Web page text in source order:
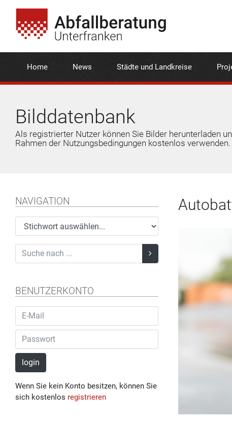
Home News Städte und Landkreise
Bilddatenbank
Als registrierter Nutzer können Sie Bilder herunterladen
Rahmen der Nutzungsbedingungen kostenlos verwenden.
NAVIGATION
BENUTZERKONTO
login
Wenn Sie kein Konto besitzen, können Sie
sich kostenlos registrieren